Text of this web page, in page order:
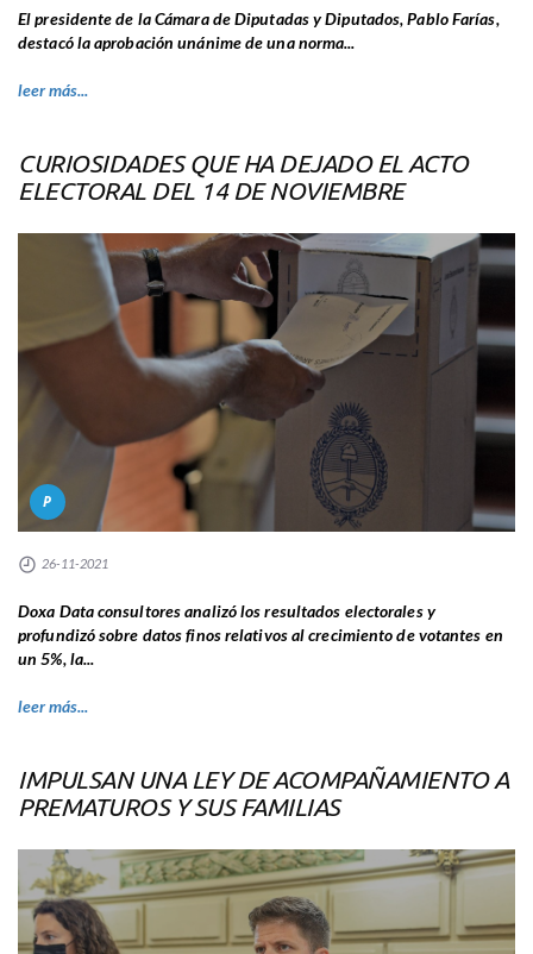
El presidente de la Cámara de Diputadas y Diputados, Pablo Farías,
destacó la aprobación unánime de una norma...
leer más...
CURIOSIDADES QUE HA DEJADO EL ACTO
ELECTORAL DEL 14 DE NOVIEMBRE
P
26-11-2021
Doxa Data consultores analizó los resultados electorales y
profundizó sobre datos finos relativos al crecimiento de votantes en
un 5%, la...
leer más...
IMPULSAN UNA LEY DE ACOMPAÑAMIENTO A
PREMATUROS Y SUS FAMILIAS